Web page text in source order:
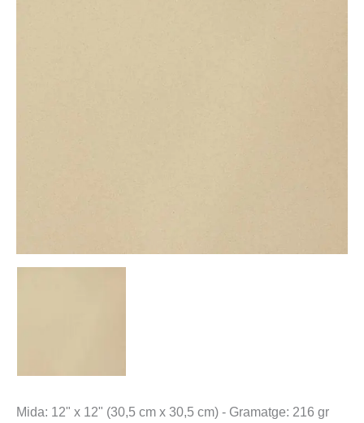
Mida: 12" x 12" (30,5 cm x 30,5 cm) - Gramatge: 216 gr